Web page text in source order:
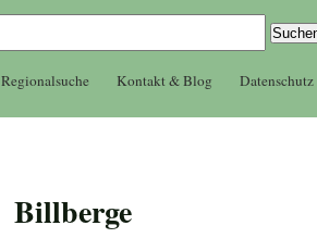
Regionalsuche Kontakt & Blog Datenschutz
Billberge